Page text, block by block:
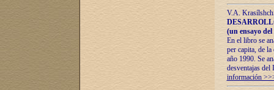
V.A.
(un ensayo
En el libro se
per capita, de
año 1990. Se
desventajas
información